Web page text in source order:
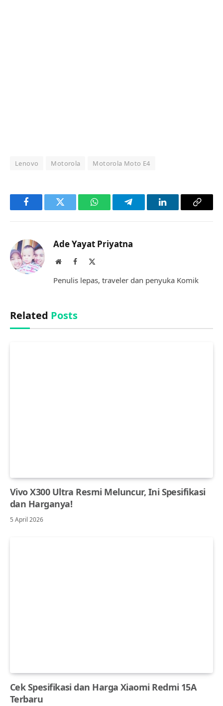
Lenovo Motorola Motorola Moto E4
FacebookTwitter WhatsAppTelegramLinkedInCopy
Ade Yayat Priyatna
WebsiteFacebook
Penulis lepas, traveler dan penyuka Komik
Related Posts
Vivo X300 Ultra Resmi Meluncur, Ini Spesifikasi
dan Harganya!
5 April 2026
Cek Spesifikasi dan Harga Xiaomi Redmi 15A
Terbaru